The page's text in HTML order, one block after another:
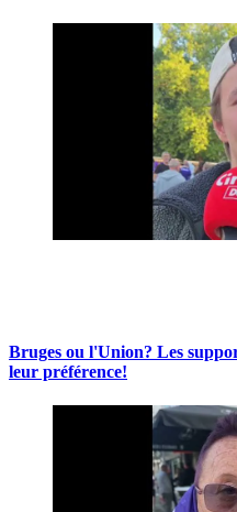
Bruges ou l'Union? Les
leur préférence!